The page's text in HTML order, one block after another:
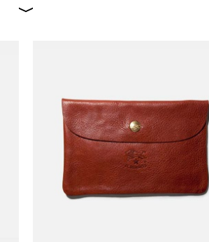
Il Bisonte Button Case (m)
NT$2,800